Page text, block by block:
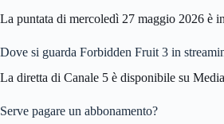
La puntata di mercoledì 27 maggio 2026 è
Dove si guarda Forbidden Fruit 3 in
La diretta di Canale 5 è disponibile su
Serve pagare un abbonamento?